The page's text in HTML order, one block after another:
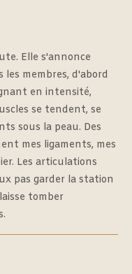
Elle s'annonce
membres, d'abord
en intensité,
se tendent, se
sous la peau. Des
mes ligaments, mes
Les articulations
pas garder la station
tomber